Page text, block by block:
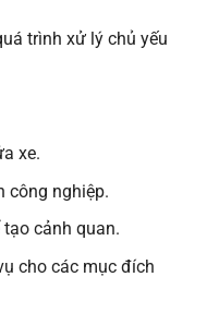
trình xử lý chủ yếu
xe.
công nghiệp.
cảnh quan.
cho các mục đích